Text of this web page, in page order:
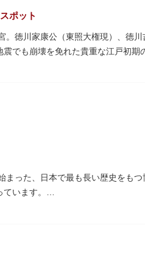
ポット
徳川家康公（東照大権現）、徳
でも崩壊を免れた貴重な江戸初
建造物は、三代将軍・徳川家光
常は非公開ですが、特別公開が実
れているので要チェック。手塚治
った、日本で最も長い歴史をも
います。
の展示館（資料館）からなり、
は、壁時計やステンドグラスなど